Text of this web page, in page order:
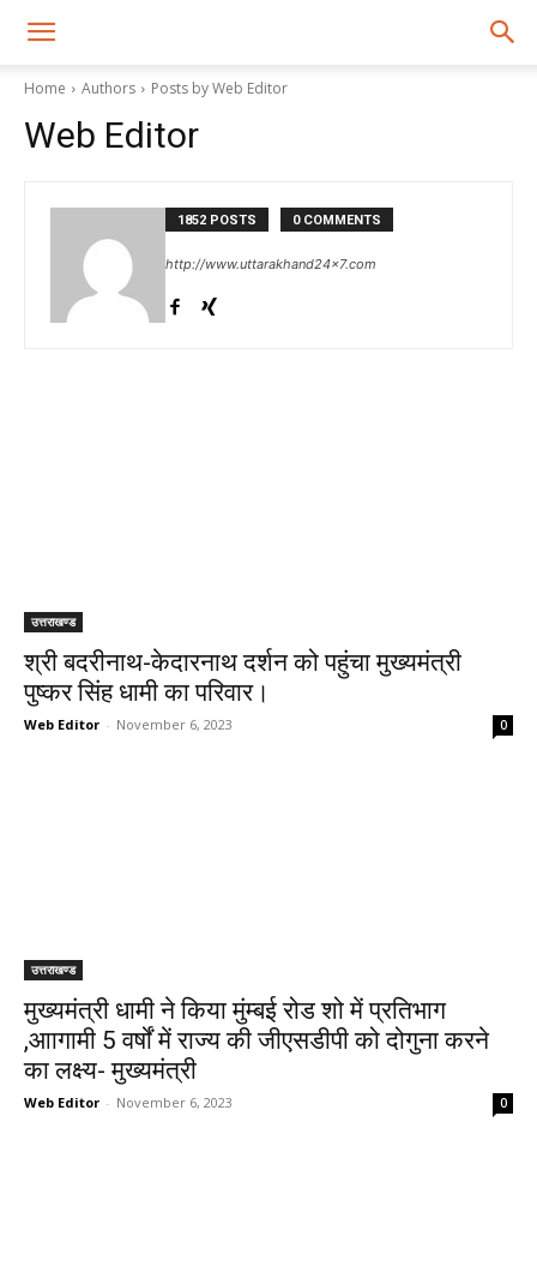
Home Authors Posts by Web Editor
Web Editor
1852 POSTS 0 COMMENTS
http://www.uttarakhand24x7.com
उत्तराखण्ड
श्री बदरीनाथ-केदारनाथ दर्शन को पहुंचा मुख्यमंत्री
पुष्कर सिंह धामी का परिवार।
Web Editor - November 6, 2023 0
उत्तराखण्ड
मुख्यमंत्री धामी ने किया मुंम्बई रोड शो में प्रतिभाग
,आागामी 5 वर्षों में राज्य की जीएसडीपी को दोगुना करने
का लक्ष्य- मुख्यमंत्री
Web Editor - November 6, 2023 0